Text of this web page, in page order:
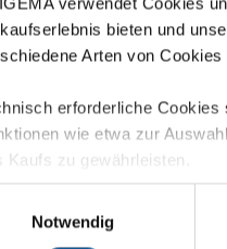
bieten und
Arten von
erforderliche
wie etwa zur
Kaufs zu gewährleisten.
die Darstellung
für Marketing-, Statistik-
Notwendig
bought